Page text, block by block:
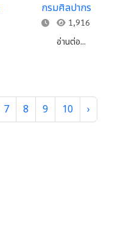
เครื่องในการ
แสดง ละครใน
เรื่อง อิเหนา
กรมศิลปากร
1,916
อ่านต่อ...
7 8 9 10 ›